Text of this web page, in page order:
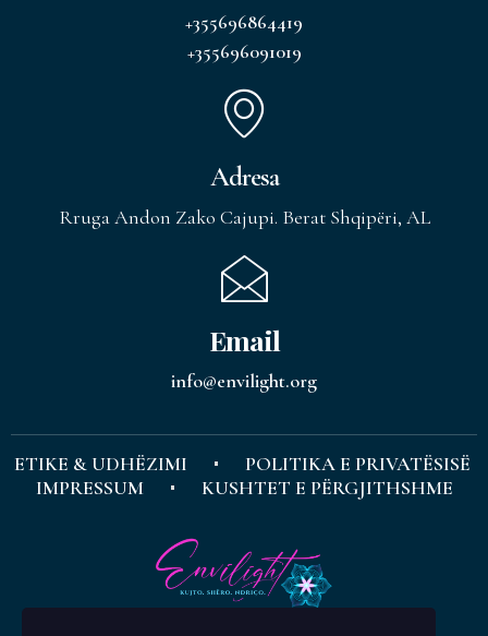
+355696864419
+355696091019
Adresa
Rruga Andon Zako Cajupi. Berat Shqipëri, AL
Email
info@envilight.org
ETIKE & UDHËZIMI
POLITIKA E PRIVATËSISË
IMPRESSUM
KUSHTET E PËRGJITHSHME